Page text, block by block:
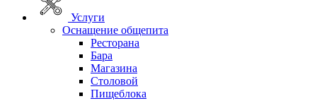
Услуги
Оснащение общепита
Ресторана
Бара
Магазина
Столовой
Пищеблока